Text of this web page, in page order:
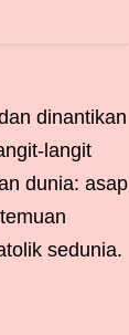
dinantikan
langit
dunia: asap
sedunia.